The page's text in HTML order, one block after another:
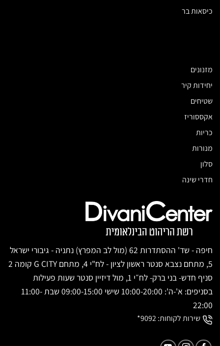
כיסאות בר
מזנונים
יחידות קיר
שטיחים
אקססוריז
כריות
מנורות
סלון
חדרי שינה
חיפה - שד' ההסתדרות 62 (מול לב המפרץ) נתניה - גיבורי ישראל
5, מתחם נצבא סנטר ראשון לציון - לח"י 4, מתחם G CITY קומה 2
סניף חדש- בני ברק- לח״י 1, מול דיזיין סנטר שעות פעילות
בסניפים: א'-ה': 10:00-20:00 שישי 09:00-15:00 שבת 11:00-
22:00
שירות לקוחות:9092*